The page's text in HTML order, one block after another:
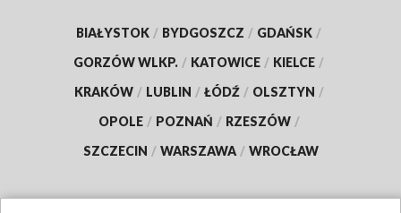
BIAŁYSTOK / BYDGOSZCZ / GDAŃSK /
GORZÓW WLKP. / KATOWICE / KIELCE /
KRAKÓW / LUBLIN / ŁÓDŹ / OLSZTYN /
OPOLE / POZNAŃ / RZESZÓW /
SZCZECIN / WARSZAWA / WROCŁAW